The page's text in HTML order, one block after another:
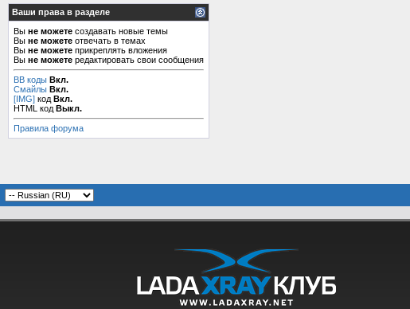
Ваши права в разделе
Вы не можете создавать новые темы
Вы не можете отвечать в темах
Вы не можете прикреплять вложения
Вы не можете редактировать свои сообщения
BB коды Вкл.
Смайлы Вкл.
[IMG] код Вкл.
HTML код Выкл.
Правила форума